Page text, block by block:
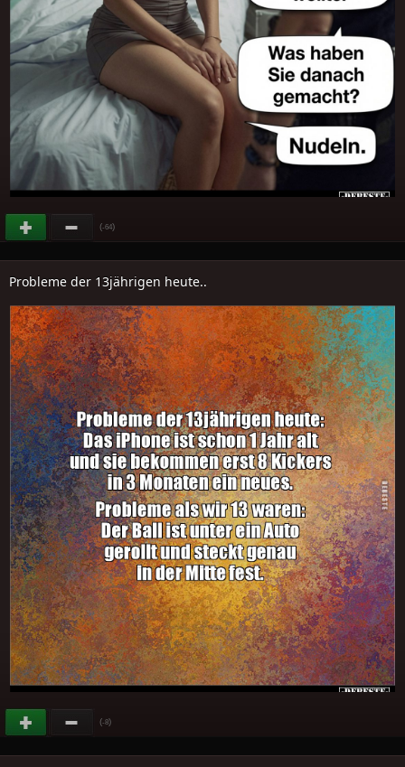
(-64)
Probleme der 13jährigen heute..
(-8)